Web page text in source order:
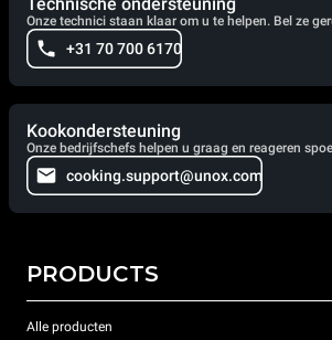
Onze technici staan klaar om u te helpen. Bel ze
+31 70 700 6170
Kookondersteuning
Onze bedrijfschefs helpen u graag en reageren
cooking.support@unox.com
PRODUCTS
Alle producten